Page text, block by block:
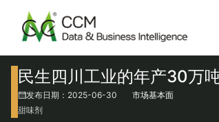
民生四川工业的年产30万
发布日期：2025-06-30
市场基本面
甜味剂